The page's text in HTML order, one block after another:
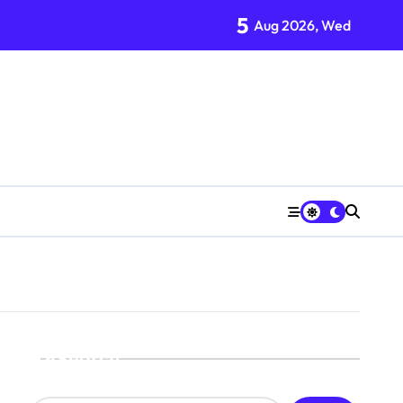
5 Aug 2026, Wed
Search